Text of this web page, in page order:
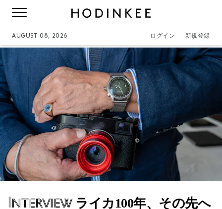
AUGUST 08, 2026 ログイン 新規登録
Interviewライカ100年、その先へ